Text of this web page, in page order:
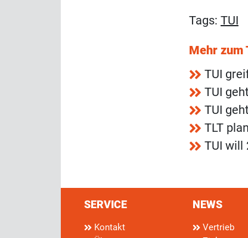
Tags: TUI
Mehr zum
TUI
TUI
TUI
TLT
TUI will
SERVICE
Kontakt
NEWS
Vertrieb